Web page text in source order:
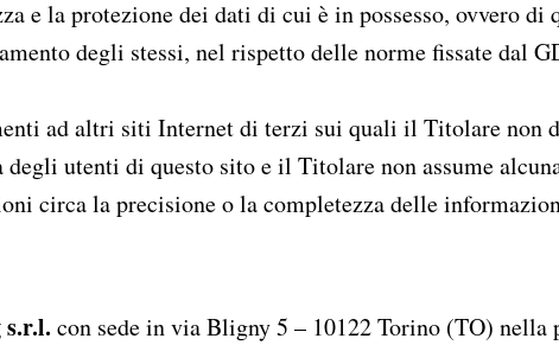
e la protezione dei dati di cui è in possesso, ovvero
degli stessi, nel rispetto delle norme fissate dal
ad altri siti Internet di terzi sui quali il Titolare non
utenti di questo sito e il Titolare non assume
circa la precisione o la completezza delle
con sede in via Bligny 5 – 10122 Torino (TO) nella